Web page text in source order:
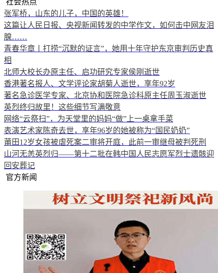
张军桥，山东的儿子，中国的英雄！
这篇让人民日报、央视新闻转发的中学作文，如何击中网友泪
腺……
青春华章丨打捞“沉默的证言”，她用十年守护东京审判历史真
相
北师大校长办原主任、启功研究专家侯刚逝世
香港著名报人、文学评论家胡菊人逝世，享年92岁
著名急诊医学专家、北京协和医院急诊科原主任周玉淑逝世
英烈终归故里！这些细节写满敬意
网络“云祭扫”，为天堂里的妈妈“做”上一桌拿手菜
表演艺术家陈奇去世，享年96岁的她被称为“国民奶奶”
莆田12岁女孩被虐死案二审将开庭，此前一审继母被判死刑
山河无恙英烈归——第十二批在韩中国人民志愿军烈士遗骸迎
回安葬记
官方新闻